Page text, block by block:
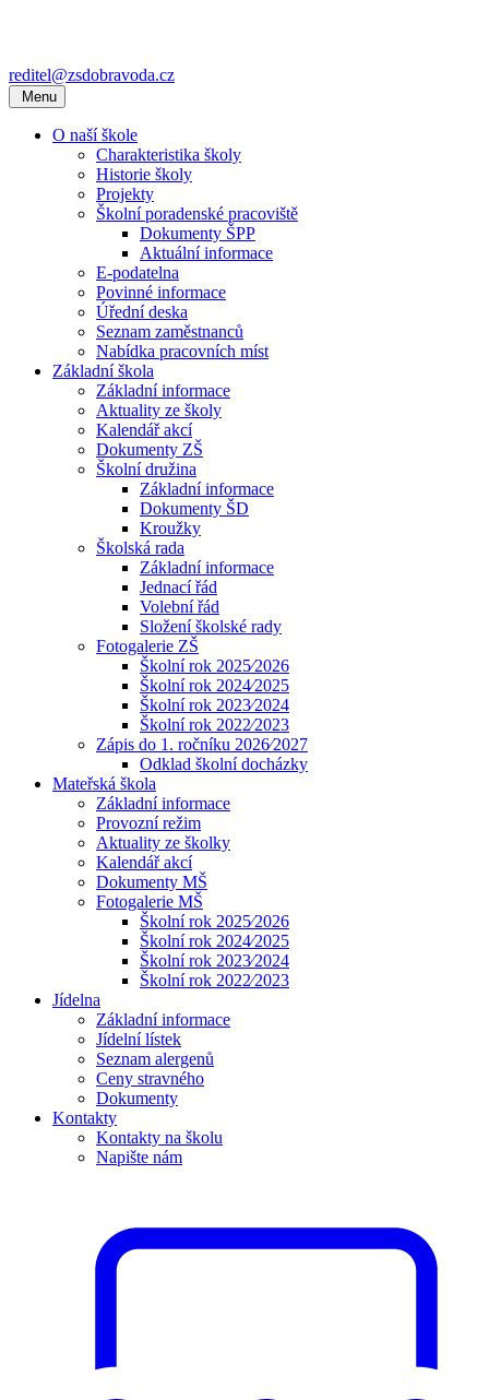
reditel@zsdobravoda.cz
Menu
O naší škole
Charakteristika školy
Historie školy
Projekty
Školní poradenské pracoviště
Dokumenty ŠPP
Aktuální informace
E-podatelna
Povinné informace
Úřední deska
Seznam zaměstnanců
Nabídka pracovních míst
Základní škola
Základní informace
Aktuality ze školy
Kalendář akcí
Dokumenty ZŠ
Školní družina
Základní informace
Dokumenty ŠD
Kroužky
Školská rada
Základní informace
Jednací řád
Volební řád
Složení školské rady
Fotogalerie ZŠ
Školní rok 2025⁄2026
Školní rok 2024⁄2025
Školní rok 2023⁄2024
Školní rok 2022⁄2023
Zápis do 1. ročníku 2026⁄2027
Odklad školní docházky
Mateřská škola
Základní informace
Provozní režim
Aktuality ze školky
Kalendář akcí
Dokumenty MŠ
Fotogalerie MŠ
Školní rok 2025⁄2026
Školní rok 2024⁄2025
Školní rok 2023⁄2024
Školní rok 2022⁄2023
Jídelna
Základní informace
Jídelní lístek
Seznam alergenů
Ceny stravného
Dokumenty
Kontakty
Kontakty na školu
Napište nám